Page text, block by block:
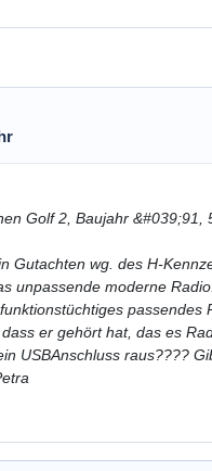
Golf 2, Baujahr
Gutachten wg. des H-
unpassende moderne Radio.
passendes
er gehört hat, das es
USBAnschluss raus????